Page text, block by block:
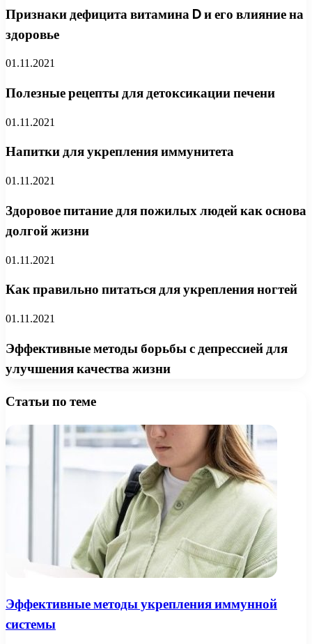
Признаки дефицита витамина D и его влияние на
здоровье
01.11.2021
Полезные рецепты для детоксикации печени
01.11.2021
Напитки для укрепления иммунитета
01.11.2021
Здоровое питание для пожилых людей как основа
долгой жизни
01.11.2021
Как правильно питаться для укрепления ногтей
01.11.2021
Эффективные методы борьбы с депрессией для
улучшения качества жизни
Статьи по теме
Эффективные методы укрепления иммунной
системы